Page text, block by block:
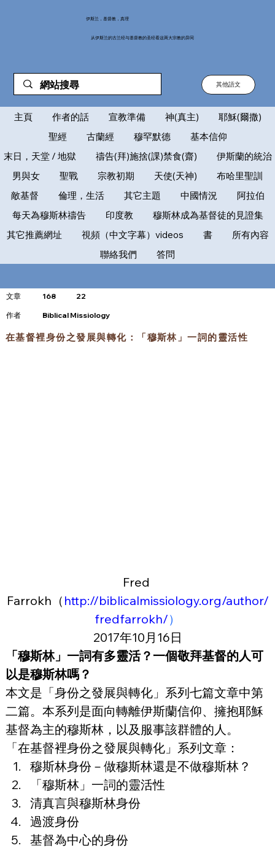
伊斯兰，基督教，真理
从伊斯兰的古兰经与基督教的圣经看这两大宗教的异同
其他語文
主頁 作者的話 宣教準備 神(真主)
耶穌(爾撒)
聖經
古蘭經 穆罕默德
基本信仰
末日，天堂 / 地獄
禱告(拜)施捨(課)禁食(齋)
伊斯蘭的統治
男與女
聖戰 宗教初期 天使(天神)
布哈里聖訓
敵基督
倫理，生活 其它主題 中國情況
阿拉伯
每天為穆斯林禱告
印度教
穆斯林成為基督徒的見證集
其它推薦網址
視頻（中文字幕）videos 書
所有內容
聯絡我們
答問
文章 168 22
​作者 Biblical Missiology
在基督裡身份之發展與轉化：「穆斯林」一詞的靈活性
Fred
Farrokh（ http://biblicalmissiology.org/author/
fredfarrokh/）
2017年10月16日
「穆斯林」一詞有多靈活？一個敬拜基督的人可
以是穆斯林嗎？
本文是「身份之發展與轉化」系列七篇文章中第
二篇。本系列是面向轉離伊斯蘭信仰、擁抱耶穌
基督為主的穆斯林，以及服事該群體的人。
「在基督裡身份之發展與轉化」系列文章：
穆斯林身份－做穆斯林還是不做穆斯林？
「穆斯林」一詞的靈活性
清真言與穆斯林身份
過渡身份
基督為中心的身份